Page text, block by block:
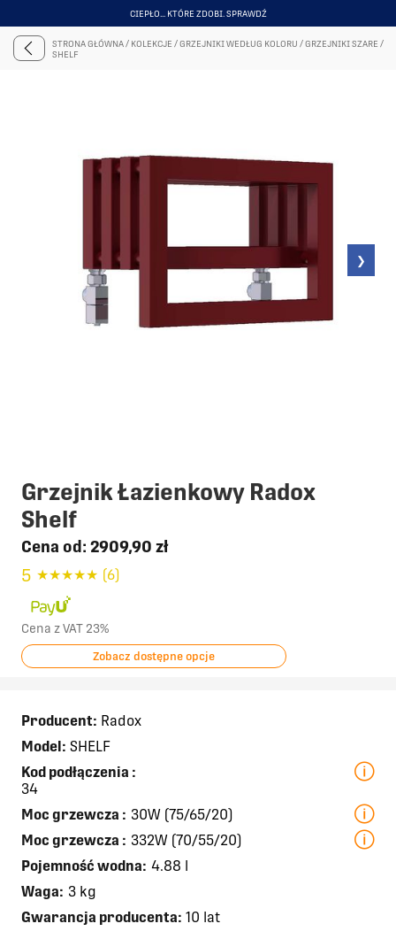
CIEPŁO... KTÓRE ZDOBI. SPRAWDŹ
ITEM
STRONA GŁÓWNA/ KOLEKCJE /GRZEJNIKI WEDŁUG KOLORU /GRZEJNIKI SZARE /
SHELF
❯
Grzejnik Łazienkowy Radox
Shelf
Cena od: 2909,90 zł
5 ★★★★★ (6)
Cena z VAT 23%
Zobacz dostępne opcje
Producent: Radox
Model: SHELF
Kod podłączenia :
34
Moc grzewcza : 30W (75/65/20)
Moc grzewcza : 332W (70/55/20)
Pojemność wodna: 4.88 l
Waga: 3 kg
Gwarancja producenta: 10 lat